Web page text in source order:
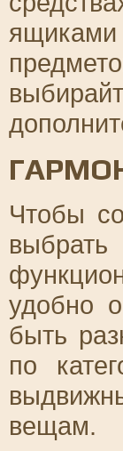
Чтобы
удобно
быть
по
вещам.